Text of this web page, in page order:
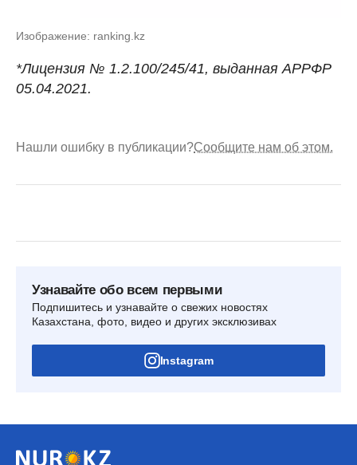
Изображение: ranking.kz
*Лицензия № 1.2.100/245/41, выданная АРРФР
05.04.2021.
Нашли ошибку в публикации?Сообщите нам об этом.
Узнавайте обо всем первыми
Подпишитесь и узнавайте о свежих новостях
Казахстана, фото, видео и других эксклюзивах
Instagram